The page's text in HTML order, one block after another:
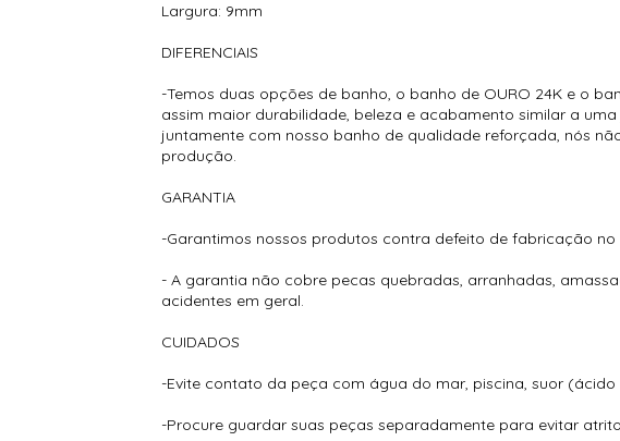
Largura: 9mm
DIFERENCIAIS
-Temos duas opções de banho, o banho de OURO 24K e o
assim maior durabilidade, beleza e acabamento similar a
juntamente com nosso banho de qualidade reforçada, nós
produção.
GARANTIA
-Garantimos nossos produtos contra defeito de fabricação
- A garantia não cobre pecas quebradas, arranhadas,
acidentes em geral.
CUIDADOS
-Evite contato da peça com água do mar, piscina, suor
-Procure guardar suas peças separadamente para evitar